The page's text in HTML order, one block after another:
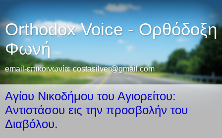
Orthodox Voice - Ορθόδοξη
Φωνή
email-επικοινωνία: costasilver@gmail.com
Αγίου Νικοδήμου του Αγιορείτου:
Aντιστάσου εις την προσβολήν του
Διαβόλου.